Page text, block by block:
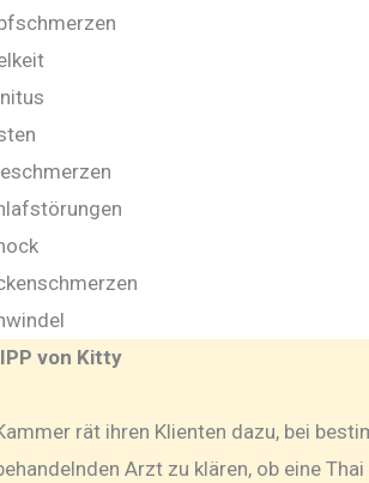
von Kitty
rät ihren Klienten dazu, bei
Arzt zu klären, ob eine